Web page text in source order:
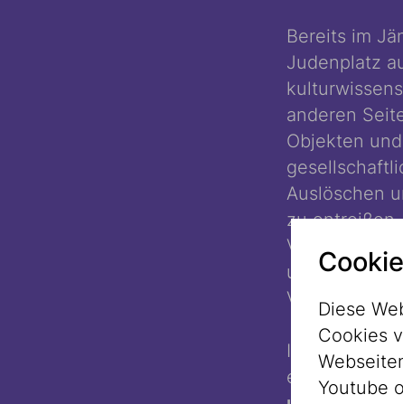
Bereits im
Judenplatz
anderen
Objekten
Auslöschen
zu
und stellt die
Vergessenen
Im Museum
eröffnete
Diese
Cookies
Youtube